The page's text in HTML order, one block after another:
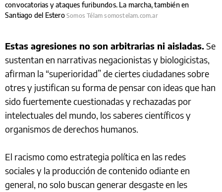
convocatorias y ataques furibundos. La marcha, también en
Santiago del Estero Somos Télam somostelam.com.ar
Estas agresiones no son arbitrarias ni aisladas.Se
sustentan en narrativas negacionistas y biologicistas,
afirman la “superioridad” de ciertes ciudadanes sobre
otres y justifican su forma de pensar con ideas que han
sido fuertemente cuestionadas y rechazadas por
intelectuales del mundo, los saberes científicos y
organismos de derechos humanos.
El racismo como estrategia política en las redes
sociales y la producción de contenido odiante en
general, no solo buscan generar desgaste en les